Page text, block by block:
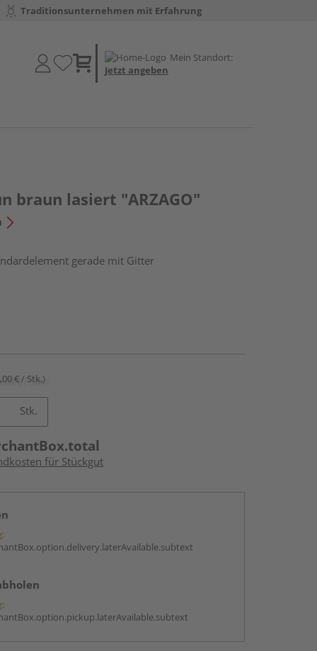
Traditionsunternehmen mit Erfahrung
Mein Standort:
Jetzt angeben
braun lasiert "ARZAGO"
gerade mit Gitter
€ / Stk.)
Stk.
für Stückgut